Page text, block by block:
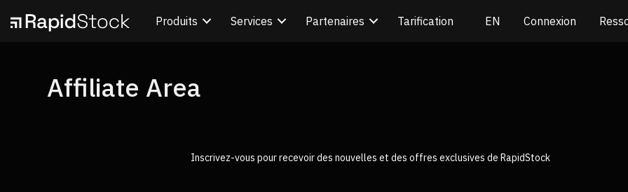
Produits Services Partenaires Tarification Connexion
Affiliate Area
Inscrivez-vous pour recevoir des nouvelles et des offres exclusives de RapidStock